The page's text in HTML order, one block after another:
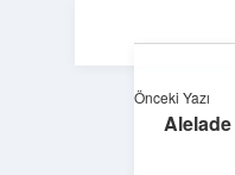
Önceki Yazı
Alelade